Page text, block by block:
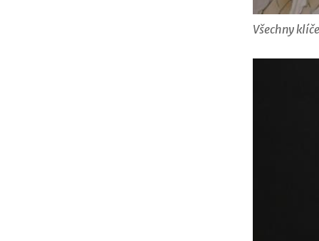
Všechny